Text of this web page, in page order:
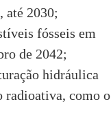
até 2030;
fósseis em
de 2042;
hidráulica
radioativa, como o